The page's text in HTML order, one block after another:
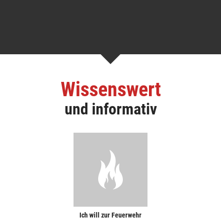
Wissenswert
und informativ
Ich will zur Feuerwehr